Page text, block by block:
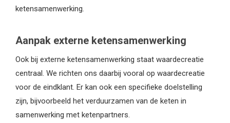
ketensamenwerking.
Aanpak externe ketensamenwerking
Ook bij externe ketensamenwerking staat waardecreatie
centraal. We richten ons daarbij vooral op waardecreatie
voor de eindklant. Er kan ook een specifieke doelstelling
zijn, bijvoorbeeld het verduurzamen van de keten in
samenwerking met ketenpartners.